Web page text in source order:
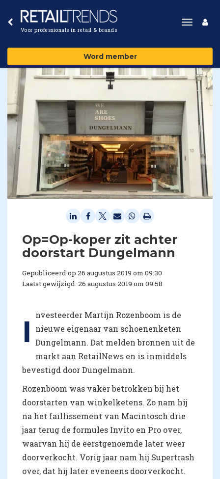
Voor professionals in retail & brands
Toggle
Word member
Op=Op-koper zit achter
doorstart Dungelmann
Gepubliceerd op 26 augustus 2019 om 09:30
Laatst gewijzigd: 26 augustus 2019 om 09:58
I
nvesteerder Martijn Rozenboom is de
nieuwe eigenaar van schoenenketen
Dungelmann. Dat melden bronnen uit de
markt aan RetailNews en is inmiddels
bevestigd door Dungelmann.
Rozenboom was vaker betrokken bij het
doorstarten van winkelketens. Zo nam hij
na het faillissement van Macintosch drie
jaar terug de formules Invito en Pro over,
waarvan hij de eerstgenoemde later weer
doorverkocht. Vorig jaar nam hij Supertrash
over, dat hij later eveneens doorverkocht.